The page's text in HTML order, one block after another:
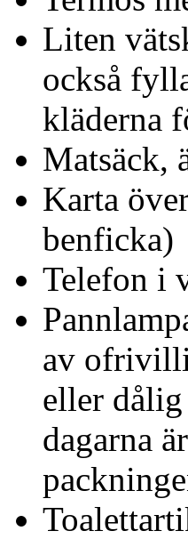
Liten
också
kläderna
Matsäck,
Karta
benficka)
Telefon i
av
eller
dagarna